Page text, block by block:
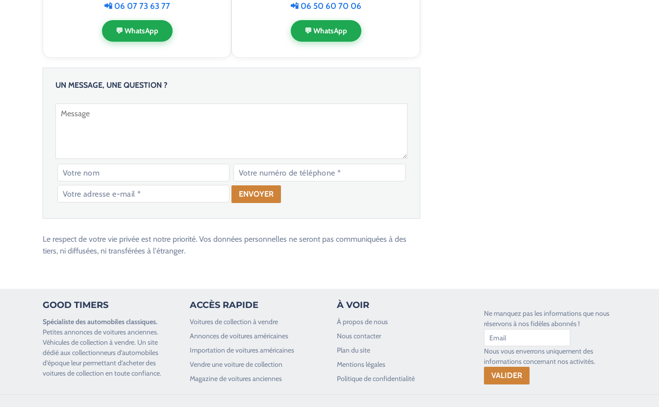
📲 06 07 73 63 77
💬 WhatsApp
📲 06 50 60 70 06
💬 WhatsApp
UN MESSAGE, UNE QUESTION ?
l
l
s
s
e
r
Le respect de votre vie privée est notre priorité. Vos données personnelles ne seront pas communiquées à des
tiers, ni diffusées, ni transférées à l'étranger.
GOOD TIMERS
Spécialiste desautomobiles classiques.
Petites annonces devoitures anciennes.
Véhicules de collection à vendre. Un site
dédié aux collectionneurs d’automobiles
d’époque leur permettant d’acheter des
voitures de collection en toute confiance.
ACCÈS RAPIDE
Voitures de collection à vendre
Annonces de voitures américaines
Importation de voitures américaines
Vendre une voiture de collection
Magazine de voitures anciennes
À VOIR
À propos de nous
Nous contacter
Plan du site
Mentions légales
Politique de confidentialité
Ne manquez pas les informations que nous
réservons à nos fidèles abonnés !
Nous vous enverrons uniquement des
informations concernant nos activités.